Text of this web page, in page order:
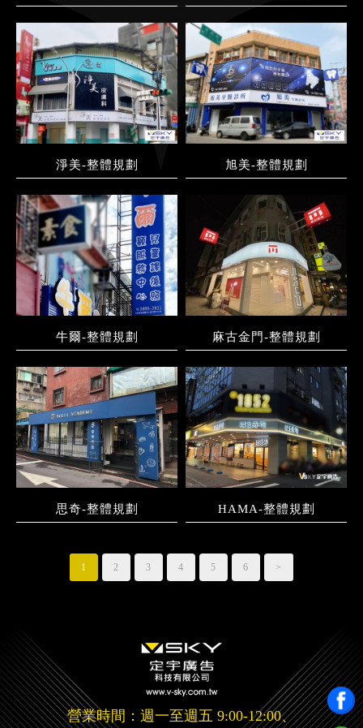
淨美-整體規劃 旭美-整體規劃
牛爾-整體規劃 麻古金門-整體規劃
思奇-整體規劃 HAMA-整體規劃
1 2 3 4 5 6 >
營業時間：週一至週五 9:00-12:00、